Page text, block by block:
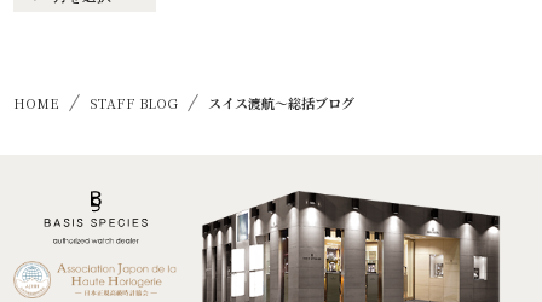
HOME STAFF BLOG スイス渡航～総括ブログ